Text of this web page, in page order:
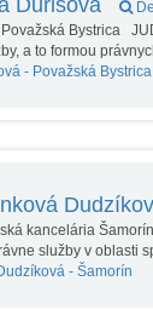
Ďurišová
Bystrica
a to formou
- Považská Bystrica
kancelária
služby v oblasti
- Šamorín